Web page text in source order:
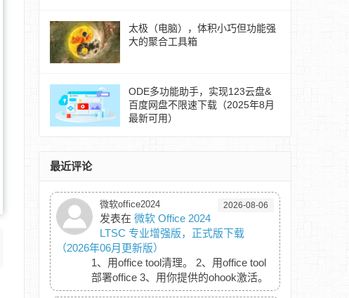
太极（电脑），体积小巧但功能强
大的聚合工具箱
ODE多功能助手，实现123云盘&
百度网盘不限速下载（2025年8月
最新可用）
最近评论
微软office2024 2026-08-06
发表在 微软 Office 2024
LTSC 专业增强版，正式版下载
（2026年06月更新版）
1、用office tool清理。 2、用office tool
部署office 3、用你提供的ohook激活。